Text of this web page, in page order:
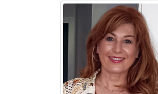
ayuda
a
la
navegación